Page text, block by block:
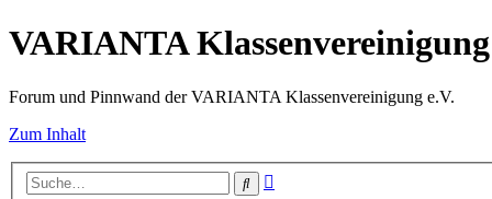
VARIANTA Klassenvereinigung
Forum und Pinnwand der VARIANTA Klassenvereinigung e.V.
Zum Inhalt
Suche